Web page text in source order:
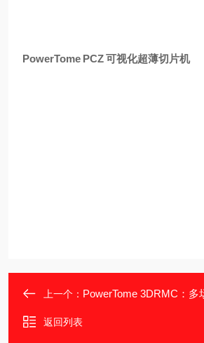
PowerTome PCZ 可视化超薄切片机
上一个： PowerTome 3DRMC：多场景应
返回列表